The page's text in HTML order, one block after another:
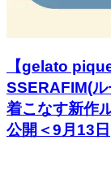
【gelato
SSERAFIM(
着こなす新作
公開＜9⽉13